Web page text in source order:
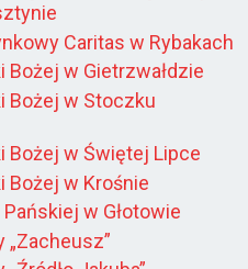
Caritas w Rybakach
Bożej w Gietrzwałdzie
Bożej w Stoczku
Bożej w Świętej Lipce
Bożej w Krośnie
w Głotowie
„Zacheusz”